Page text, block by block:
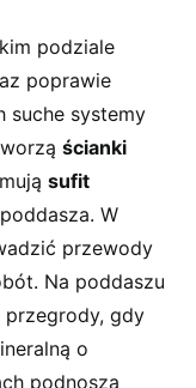
podziale
poprawie
suche systemy
ścianki
sufit
W
przewody
Na poddaszu
przegrody, gdy
o
podnoszą